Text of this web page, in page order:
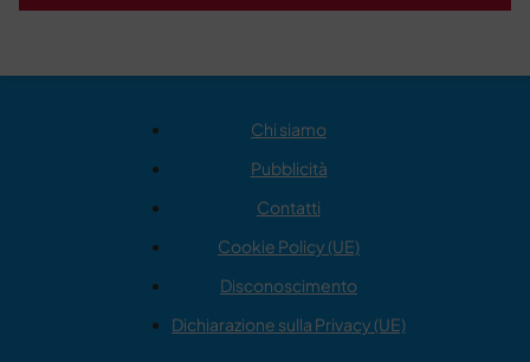
Chi siamo
Pubblicità
Contatti
Cookie Policy (UE)
Disconoscimento
Dichiarazione sulla Privacy (UE)